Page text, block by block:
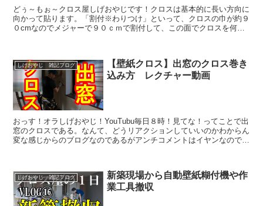
どぅ～もぉ～クロス屋しげおやじです！クロスは基本的に長い方向に
向かって貼ります。「割付※わりつけ」といって、クロスの巾が約９
０cmなのでメジャーで９０ｃｍで割付して、この面でクロスを何枚
しげおやじ 雑記ブログ
【壁紙クロス】出窓のクロス巻き
込み方 レクチャー動画
おっす！オラしげおやじ！YouTubu毎日８時！見てな！ってことで出
窓のクロスである。なんて、どうリアクションしていいのかわからん
変な感じからのブログなのであるがアンチコメントはイヤンなのでや
しげおやじ 雑記ブログ
新築現場から自動壁紙糊付機や作
業工具撤収